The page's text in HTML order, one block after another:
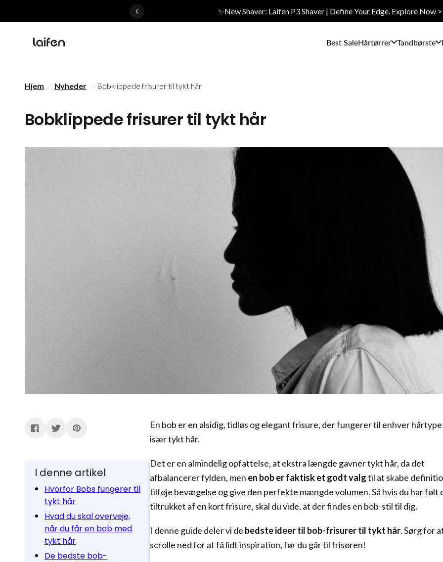
✨New Shaver: Laifen P3 Shaver | Define Your Edge. Explore Now
Best SaleHårtørrer Tandbørste
Hjem / Nyheder / Bobklippede frisurer til tykt hår
Bobklippede frisurer til tykt hår
I denne artikel
Hvorfor Bobs fungerer til
tykt hår
Hvad du skal overveje,
når du får en bob med
tykt hår
De bedste bob-
En bob er en alsidig, tidløs og elegant frisure, der fungerer til enhver hårtype
især tykt hår.
Det er en almindelig opfattelse, at ekstra længde gavner tykt hår, da det
afbalancerer fylden, men en bob er faktisk et godt valgtil at skabe
tilføje bevægelse og give den perfekte mængde volumen. Så hvis du har følt
tiltrukket af en kort frisure, skal du vide, at der findes en bob-stil til dig.
I denne guide deler vi de bedste ideer til bob-frisurer til tykt hår. Sørg for
scrolle ned for at få lidt inspiration, før du går til frisøren!